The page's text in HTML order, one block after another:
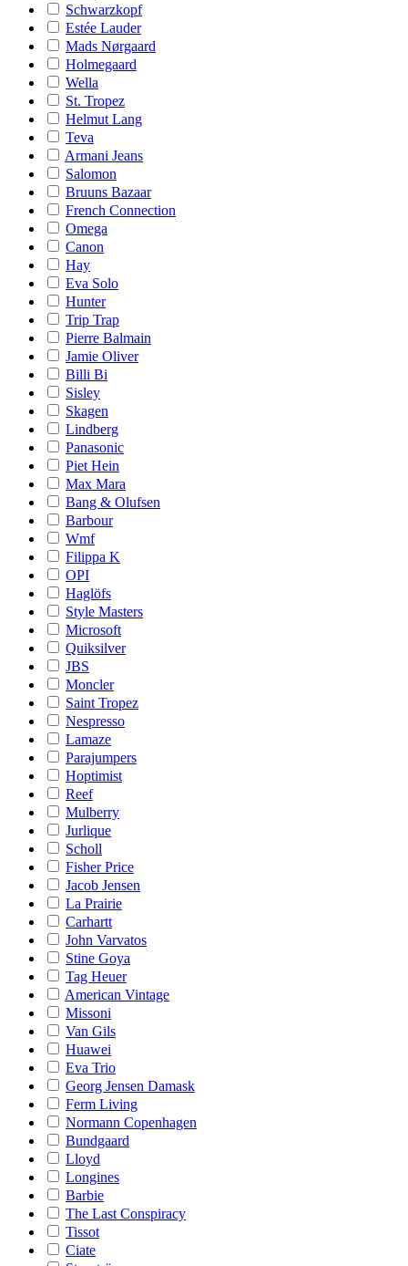
Schwarzkopf
Estée Lauder
Mads Nørgaard
Holmegaard
Wella
St. Tropez
Helmut Lang
Teva
Armani Jeans
Salomon
Bruuns Bazaar
French Connection
Omega
Canon
Hay
Eva Solo
Hunter
Trip Trap
Pierre Balmain
Jamie Oliver
Billi Bi
Sisley
Skagen
Lindberg
Panasonic
Piet Hein
Max Mara
Bang & Olufsen
Barbour
Wmf
Filippa K
OPI
Haglöfs
Style Masters
Microsoft
Quiksilver
JBS
Moncler
Saint Tropez
Nespresso
Lamaze
Parajumpers
Hoptimist
Reef
Mulberry
Jurlique
Scholl
Fisher Price
Jacob Jensen
La Prairie
Carhartt
John Varvatos
Stine Goya
Tag Heuer
American Vintage
Missoni
Van Gils
Huawei
Eva Trio
Georg Jensen Damask
Ferm Living
Normann Copenhagen
Bundgaard
Lloyd
Longines
Barbie
The Last Conspiracy
Tissot
Ciate